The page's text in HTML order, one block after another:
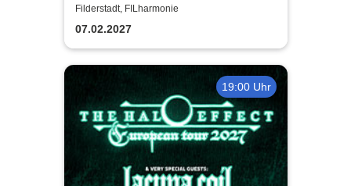
Ammann, Kevin Tarte, Oedo
Kuipers
Filderstadt, FILharmonie
07.02.2027
19:00 Uhr